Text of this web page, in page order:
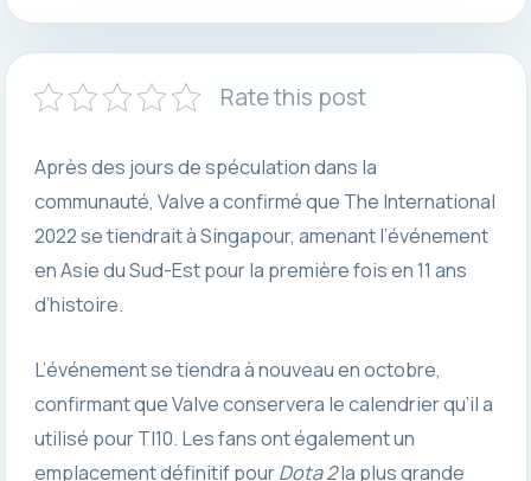
Rate this post
Après des jours de spéculation dans la
communauté, Valve a confirmé que The International
2022 se tiendrait à Singapour, amenant l’événement
en Asie du Sud-Est pour la première fois en 11 ans
d’histoire.
L’événement se tiendra à nouveau en octobre,
confirmant que Valve conservera le calendrier qu’il a
utilisé pour TI10. Les fans ont également un
emplacement définitif pourDota 2la plus grande